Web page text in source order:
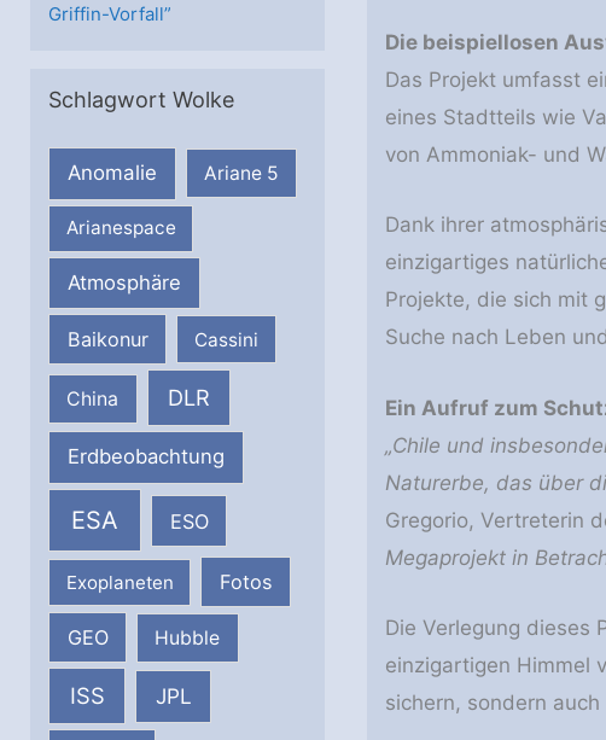
Griffin-Vorfall”
Schlagwort Wolke
Anomalie Ariane 5
Arianespace
Atmosphäre
Baikonur Cassini
China DLR
Erdbeobachtung
ESA ESO
Exoplaneten Fotos
GEO Hubble
ISS JPL
Die beispiellosen
Das Projekt umfasst
eines Stadtteils wie
von Ammoniak- und
Dank ihrer
einzigartiges
Projekte, die sich mit
Suche nach Leben
Ein Aufruf zum
„Chile und
Naturerbe, das über
Gregorio, Vertreterin
Megaprojekt in
Die Verlegung dieses
einzigartigen Himmel
sichern, sondern